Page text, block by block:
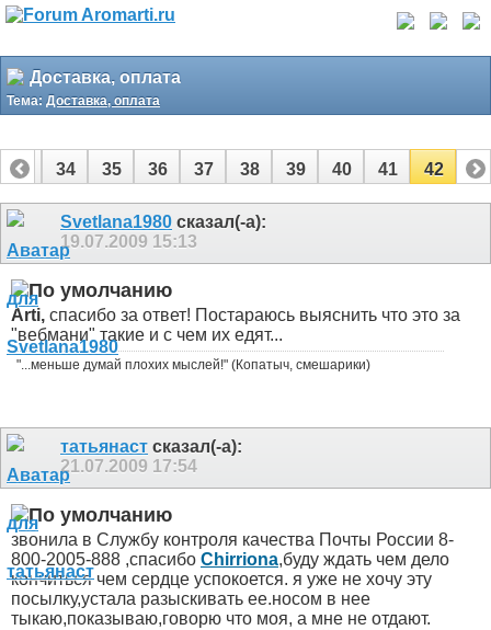
Доставка, оплата
Тема: Доставка, оплата
33 34 35 36 37 38 39 40 41 42
Svetlana1980 сказал(-а):
19.07.2009 15:13
Arti, спасибо за ответ! Постараюсь выяснить что это за
"вебмани" такие и с чем их едят...
"...меньше думай плохих мыслей!" (Копатыч, смешарики)
татьянаст сказал(-а):
21.07.2009 17:54
звонила в Службу контроля качества Почты России 8-
800-2005-888 ,спасибо Chirriona,буду ждать чем дело
кончиться чем сердце успокоется. я уже не хочу эту
посылку,устала разыскивать ее.носом в нее
тыкаю,показываю,говорю что моя, а мне не отдают.